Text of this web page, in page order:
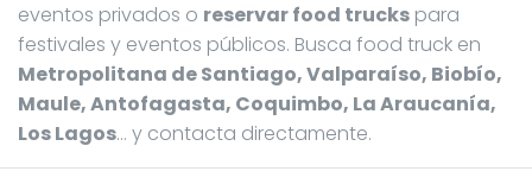
eventos privados o reservar food trucks para
festivales y eventos públicos. Busca food truck en
Metropolitana de Santiago, Valparaíso, Biobío,
Maule, Antofagasta, Coquimbo, La Araucanía,
Los Lagos… y contacta directamente.